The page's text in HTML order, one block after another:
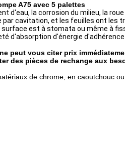
A75 avec 5 palettes
d'eau, la corrosion du milieu, la
cavitation, et les feuilles ont les
surface est à stomata ou même à
d'absorption d'énergie
peut vous citer prix
des pièces de rechange aux
de chrome, en caoutchouc